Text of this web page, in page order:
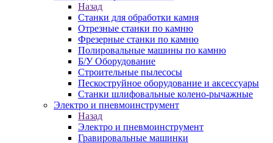
Назад
Станки для обработки камня
Отрезные станки по камню
Фрезерные станки по камню
Полировальные машины по камню
Б/У Оборудование
Строительные пылесосы
Пескоструйное оборудование и аксессуары
Станки шлифовальные колено-рычажные
Электро и пневмоинструмент
Назад
Электро и пневмоинструмент
Гравировальные машинки